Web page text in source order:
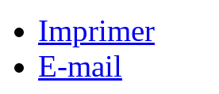
Imprimer
E-mail